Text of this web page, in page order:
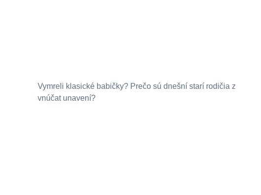
Vymreli klasické babičky? Prečo sú dnešní starí rodičia z
vnúčat unavení?